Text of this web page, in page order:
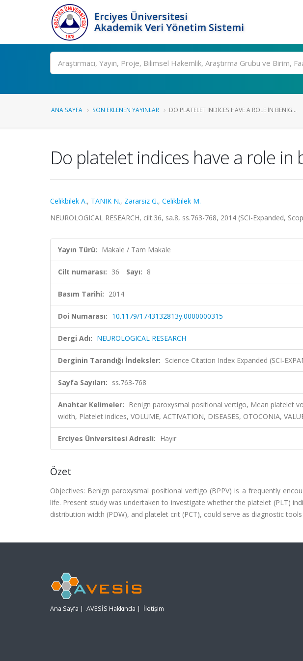
Erciyes Üniversitesi
Akademik Veri Yönetim Sistemi
Ara
ANA SAYFA SON EKLENEN YAYINLAR DO PLATELET INDICES HAVE A ROLE IN BENIG...
Do platelet indices have a role
Celikbilek A., TANIK N., Zararsiz G., Celikbilek M.
NEUROLOGICAL RESEARCH, cilt.36, sa.8, ss.763-768, 2014 (SCI-Expanded,
Yayın Türü: Makale / Tam Makale
Cilt numarası: 36 Sayı: 8
Basım Tarihi: 2014
Doi Numarası: 10.1179/1743132813y.0000000315
Dergi Adı: NEUROLOGICAL RESEARCH
Derginin Tarandığı İndeksler: Science Citation Index Expanded (SCI-
Sayfa Sayıları: ss.763-768
Anahtar Kelimeler: Benign paroxysmal positional vertigo, Mean platelet
width, Platelet indices, VOLUME, ACTIVATION, DISEASES, OTOCONIA,
Erciyes Üniversitesi Adresli: Hayır
Özet
Objectives: Benign paroxysmal positional vertigo (BPPV) is a frequently
life. Present study was undertaken to investigate whether the platelet (PLT)
distribution width (PDW), and platelet crit (PCT), could serve as diagnostic
Ana Sayfa | AVESİS Hakkında | İletişim